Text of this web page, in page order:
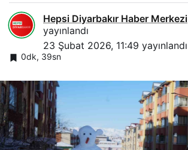
Hepsi Diyarbakır Haber Merkezi
yayınlandı
23 Şubat 2026, 11:49 yayınlandı
0dk, 39sn
Kars’taki Yolculuk